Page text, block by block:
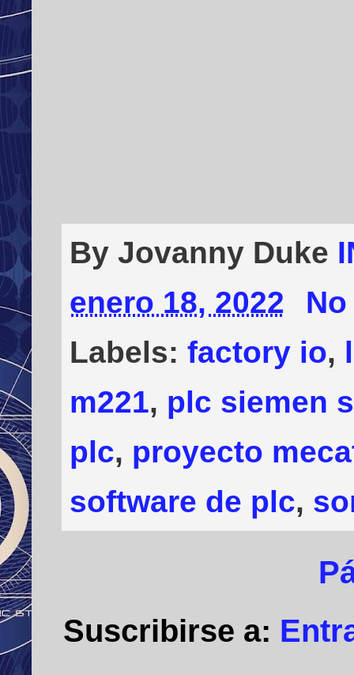
By Jovanny Duke
enero 18, 2022
Labels: factory io,
m221, plc siemen
plc, proyecto
software de plc,
Suscribirse a: